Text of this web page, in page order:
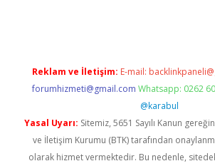
Reklam ve İletişim: E-mail:
forumhizmeti@gmail.com Whatsapp: 0262
@karabul
Yasal Uyarı: Sitemiz, 5651 Sayılı Kanun
ve İletişim Kurumu (BTK) tarafından
olarak hizmet vermektedir. Bu nedenle,